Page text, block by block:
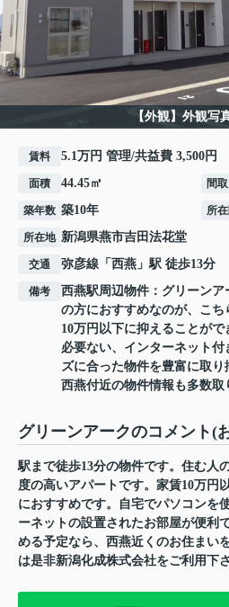
【外観】外観写
賃料 5.1万円 管理/共益費 3,500円
面積 44.45㎡ 間
築年数 築10年 所
所在地 新潟県燕市吉田法花堂
交通 弥彦線 「 西燕 」駅 徒歩13分
備考
西燕駅周辺物件：グリーンア
の方におすすめなのが、こ
10万円以下に抑えることが
必要ない、インターネット
ズに合った物件を豊富に取
西燕付近の物件情報も多数取
グリーンアークのコメント(
駅まで徒歩13分の物件です。住む人
度の高いアパートです。家賃10万円
におすすめです。自宅でパソコンを
ーネットの設置されたお部屋が便利
める予定なら、西燕近くのお住まい
は是非新潟化成株式会社をご利用下さ